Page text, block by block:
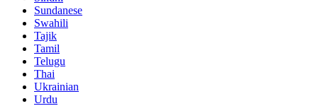
Sundanese
Swahili
Tajik
Tamil
Telugu
Thai
Ukrainian
Urdu